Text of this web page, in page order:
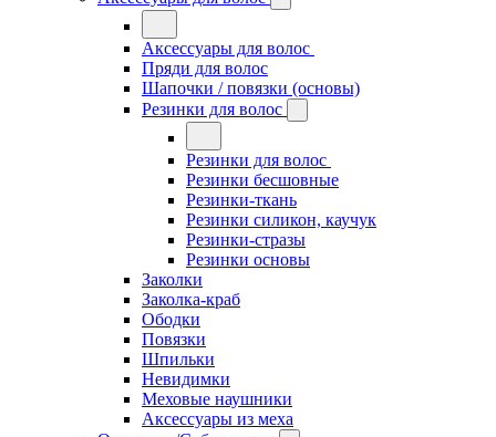
Аксессуары для волос
Пряди для волос
Шапочки / повязки (основы)
Резинки для волос
Резинки для волос
Резинки бесшовные
Резинки-ткань
Резинки силикон, каучук
Резинки-стразы
Резинки основы
Заколки
Заколка-краб
Ободки
Повязки
Шпильки
Невидимки
Меховые наушники
Аксессуары из меха